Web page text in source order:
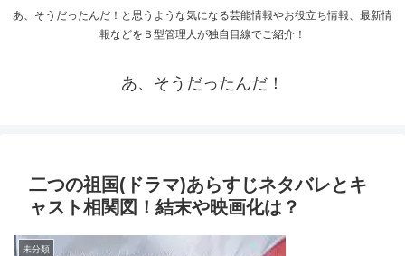
あ、そうだったんだ！と思うような気になる芸能情報やお役立ち情報、最新情
報などをＢ型管理人が独自目線でご紹介！
あ、そうだったんだ！
二つの祖国(ドラマ)あらすじネタバレとキ
ャスト相関図！結末や映画化は？
未分類